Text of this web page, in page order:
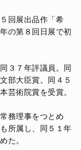
回展出品作「希
の第８回日展で初
３７年評議員。同
部大臣賞。同４５
芸術院賞を受賞。
務理事をつとめ
所属し、同５１年
た。